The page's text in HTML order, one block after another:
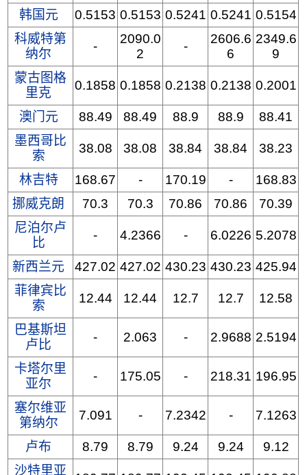
韩国元 0.5153 0.5153 0.5241 0.5241 0.5154
科威特第
纳尔
-
2090.0
2
-
2606.6
6
2349.6
9
蒙古图格
里克
0.1858 0.1858 0.2138 0.2138 0.2001
澳门元 88.49 88.49 88.9 88.9
88.41
墨西哥比
索
38.08 38.08 38.84 38.84 38.23
林吉特 168.67 - 170.19 -
168.83
挪威克朗
70.3 70.3 70.86 70.86
70.39
尼泊尔卢
比
- 4.2366 - 6.0226 5.2078
新西兰元 427.02 427.02 430.23 430.23 425.94
菲律宾比
索
12.44 12.44 12.7 12.7 12.58
巴基斯坦
卢比
- 2.063 - 2.9688 2.5194
卡塔尔里
亚尔
- 175.05 - 218.31 196.95
塞尔维亚
第纳尔
7.091 - 7.2342 - 7.1263
卢布 8.79 8.79 9.24 9.24
9.12
沙特里亚